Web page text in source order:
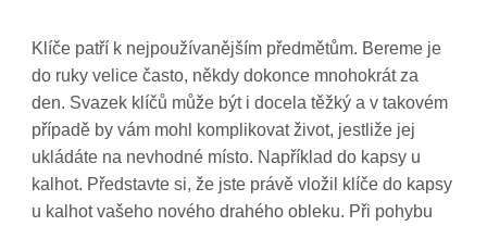
Klíče patří k nejpoužívanějším předmětům. Bereme je
do ruky velice často, někdy dokonce mnohokrát za
den. Svazek klíčů může být i docela těžký a v takovém
případě by vám mohl komplikovat život, jestliže jej
ukládáte na nevhodné místo. Například do kapsy u
kalhot. Představte si, že jste právě vložil klíče do kapsy
u kalhot vašeho nového drahého obleku. Při pohybu